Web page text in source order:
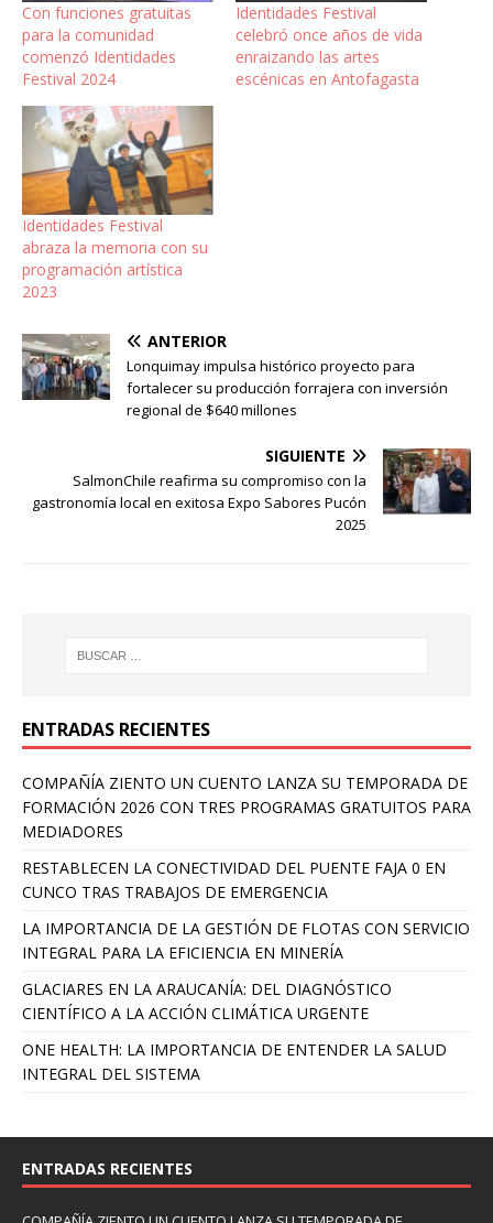
Con funciones gratuitas
para la comunidad
comenzó Identidades
Festival 2024
Identidades Festival
celebró once años de vida
enraizando las artes
escénicas en Antofagasta
Identidades Festival
abraza la memoria con su
programación artística
2023
ANTERIOR
Lonquimay impulsa histórico proyecto para
fortalecer su producción forrajera con inversión
regional de $640 millones
SIGUIENTE
SalmonChile reafirma su compromiso con la
gastronomía local en exitosa Expo Sabores Pucón
2025
ENTRADAS RECIENTES
COMPAÑÍA ZIENTO UN CUENTO LANZA SU TEMPORADA DE
FORMACIÓN 2026 CON TRES PROGRAMAS GRATUITOS PARA
MEDIADORES
RESTABLECEN LA CONECTIVIDAD DEL PUENTE FAJA 0 EN
CUNCO TRAS TRABAJOS DE EMERGENCIA
LA IMPORTANCIA DE LA GESTIÓN DE FLOTAS CON SERVICIO
INTEGRAL PARA LA EFICIENCIA EN MINERÍA
GLACIARES EN LA ARAUCANÍA: DEL DIAGNÓSTICO
CIENTÍFICO A LA ACCIÓN CLIMÁTICA URGENTE
ONE HEALTH: LA IMPORTANCIA DE ENTENDER LA SALUD
INTEGRAL DEL SISTEMA
ENTRADAS RECIENTES